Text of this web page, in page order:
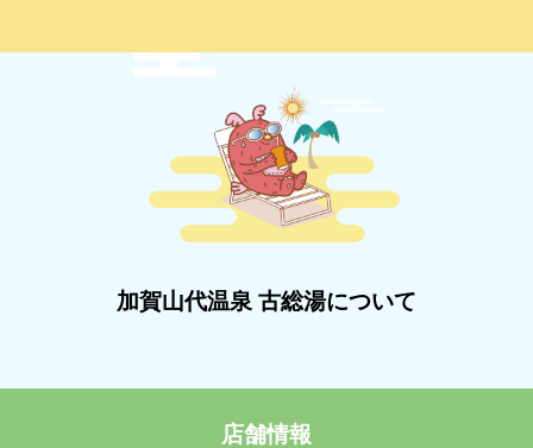
加賀山代温泉 古総湯について
店舗情報